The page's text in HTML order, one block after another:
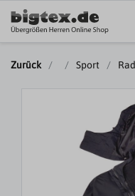
Zurück Sport